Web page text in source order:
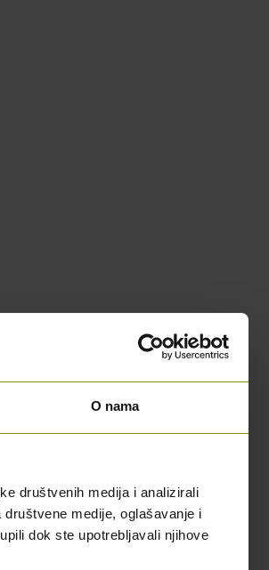
O nama
društvenih medija i analizirali
medije, oglašavanje i
dok ste upotrebljavali njihove